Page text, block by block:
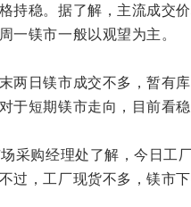
持稳。据了解，主流成交
一镁市一般以观望为主。
两日镁市成交不多，暂有
于短期镁市走向，目前看稳
采购经理处了解 ，今日工
过，工厂现货不多，镁市